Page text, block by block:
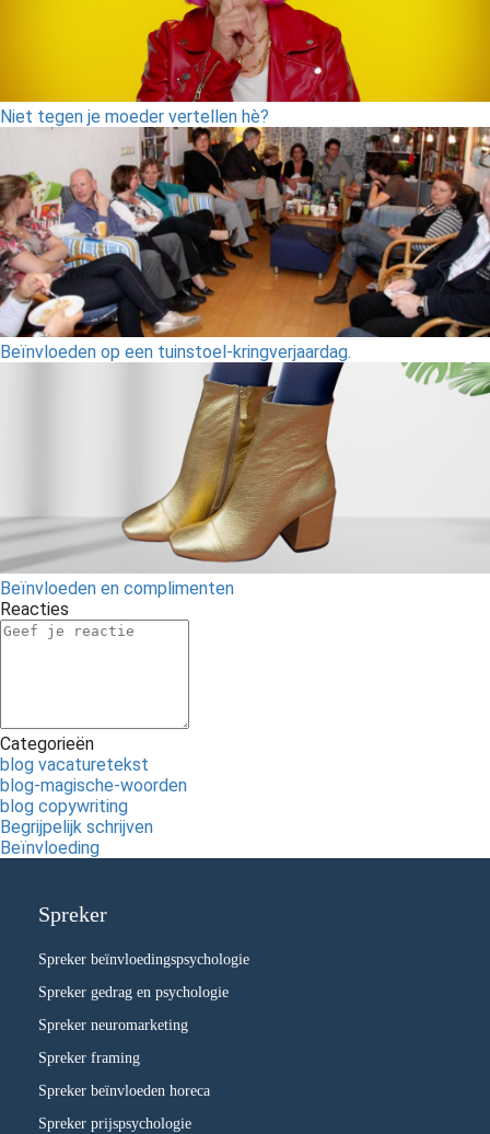
Niet tegen je moeder vertellen hè?
Beïnvloeden op een tuinstoel-kringverjaardag.
Beïnvloeden en complimenten
Reacties
Categorieën
blog vacaturetekst
blog-magische-woorden
blog copywriting
Begrijpelijk schrijven
Beïnvloeding
Spreker
Spreker beïnvloedingspsychologie
Spreker gedrag en psychologie
Spreker neuromarketing
Spreker framing
Spreker beïnvloeden horeca
Spreker prijspsychologie